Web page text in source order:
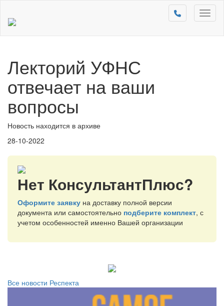
Лекторий УФНС
отвечает на ваши
вопросы
Новость находится в архиве
28-10-2022
Нет КонсультантПлюс?
Оформите заявку на доставку полной версии
документа или самостоятельно подберите комплект, с
учетом особенностей именно Вашей организации
Все новости Респекта